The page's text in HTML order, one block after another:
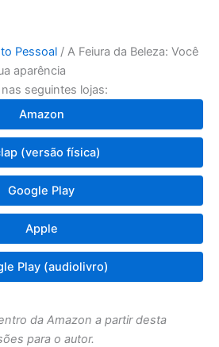
Pessoal / A Feiura da Beleza: Você
aparência
seguintes lojas:
Amazon
(versão física)
Google Play
Apple
Play (audiolivro)
da Amazon a partir desta
para o autor.